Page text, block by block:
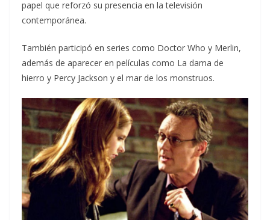
papel que reforzó su presencia en la televisión
contemporánea.
También participó en series como Doctor Who y Merlin,
además de aparecer en películas como La dama de
hierro y Percy Jackson y el mar de los monstruos.